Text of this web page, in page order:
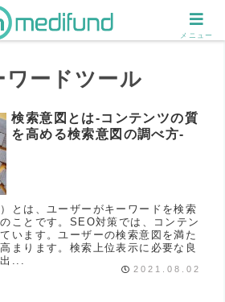
ワードツール
検索意図とは-コンテンツの質
を高める検索意図の調べ方-
とは、ユーザーがキーワードを検索
ことです。SEO対策では、コンテン
います。ユーザーの検索意図を満た
まります。検索上位表示に必要な良
...
2021.08.02
メニュー